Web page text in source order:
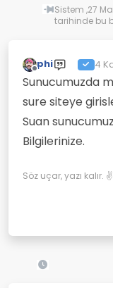
Sistem ,27
tarihinde bu
Çevrimdışı
phi 4
Sunucumuzda
sure siteye
Suan
Bilgilerinize.
Söz uçar, yazı kalır.